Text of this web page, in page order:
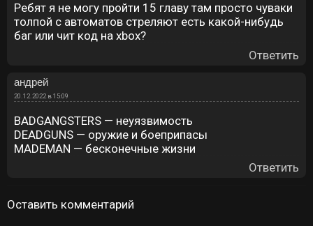
Ребят я не могу пройти 15 главу там просто чуваки
толпой с автоматов стреляют есть какой-нибудь
баг или чит код на xbox?
Ответить
андрей
20.12.2022 в 15:09
BADGANGSTERS — неуязвимость
DEADGUNS — оружие и боеприпасы
MADEMAN — бесконечные жизни
Ответить
Оставить комментарий